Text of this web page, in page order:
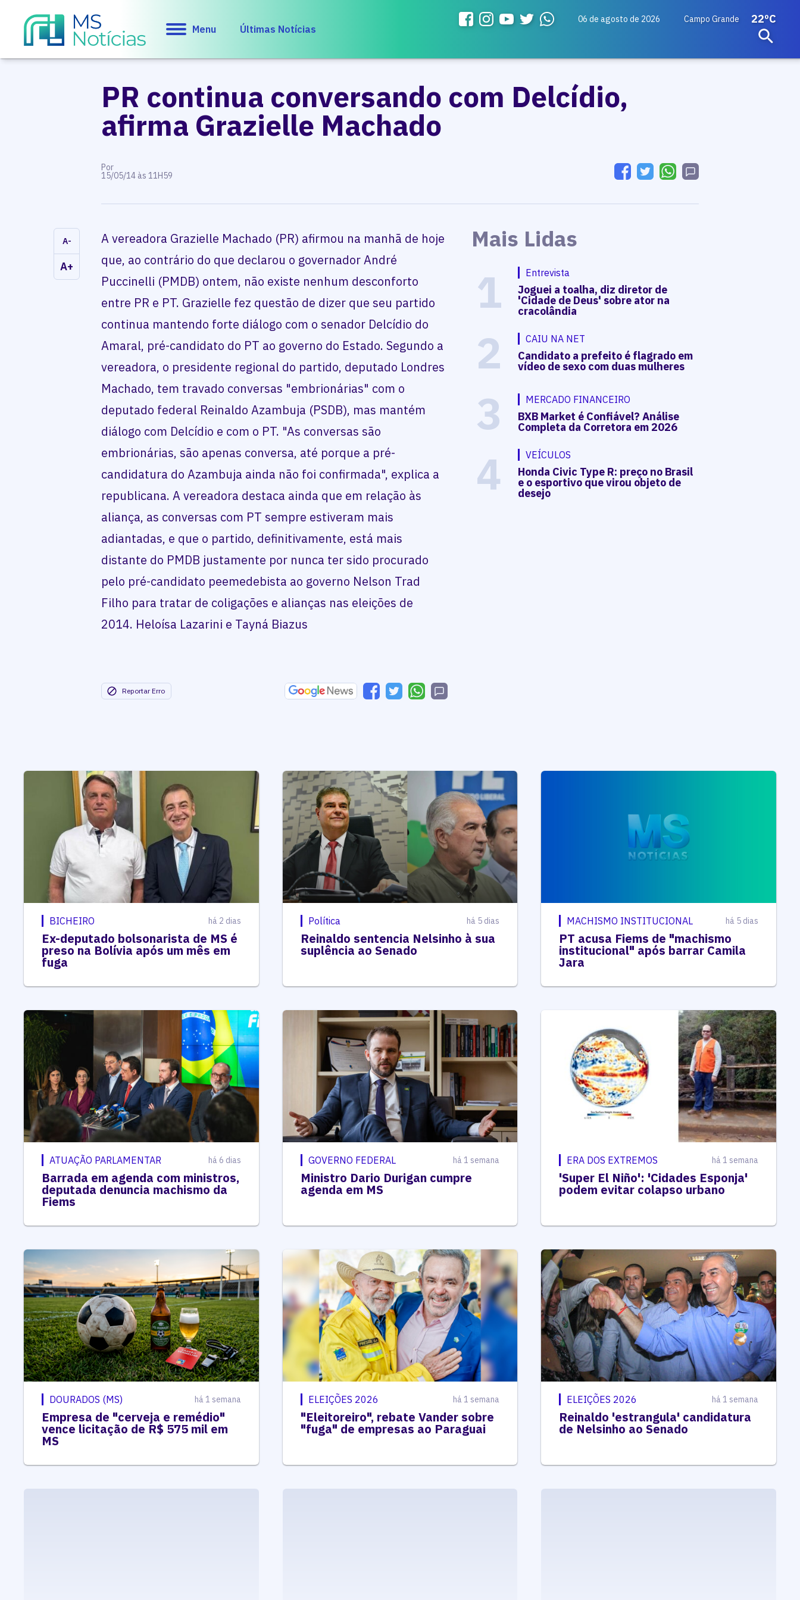
Menu Últimas Notícias
06 de agosto de 2026 Campo Grande 22ºC
PR continua conversando com Delcídio,
afirma Grazielle Machado
Por
15/05/14 às 11H59
A-
A+
A vereadora Grazielle Machado (PR) afirmou na manhã de hoje
que, ao contrário do que declarou o governador André
Puccinelli (PMDB) ontem, não existe nenhum desconforto
entre PR e PT. Grazielle fez questão de dizer que seu partido
continua mantendo forte diálogo com o senador Delcídio do
Amaral, pré-candidato do PT ao governo do Estado. Segundo a
vereadora, o presidente regional do partido, deputado Londres
Machado, tem travado conversas "embrionárias" com o
deputado federal Reinaldo Azambuja (PSDB), mas mantém
diálogo com Delcídio e com o PT. "As conversas são
embrionárias, são apenas conversa, até porque a pré-
candidatura do Azambuja ainda não foi confirmada", explica a
republicana. A vereadora destaca ainda que em relação às
aliança, as conversas com PT sempre estiveram mais
adiantadas, e que o partido, definitivamente, está mais
distante do PMDB justamente por nunca ter sido procurado
pelo pré-candidato peemedebista ao governo Nelson Trad
Filho para tratar de coligações e alianças nas eleições de
2014. Heloísa Lazarini e Tayná Biazus
Reportar Erro
Mais Lidas
1 Entrevista
Joguei a toalha, diz diretor de
'Cidade de Deus' sobre ator na
cracolândia
2 CAIU NA NET
Candidato a prefeito é flagrado em
vídeo de sexo com duas mulheres
3 MERCADO FINANCEIRO
BXB Market é Confiável? Análise
Completa da Corretora em 2026
4 VEÍCULOS
Honda Civic Type R: preço no Brasil
e o esportivo que virou objeto de
desejo
BICHEIRO há 2 dias
Ex-deputado bolsonarista de MS é
preso na Bolívia após um mês em
fuga
Política há 5 dias
Reinaldo sentencia Nelsinho à sua
suplência ao Senado
MACHISMO INSTITUCIONAL há 5 dias
PT acusa Fiems de "machismo
institucional" após barrar Camila
Jara
ATUAÇÃO PARLAMENTAR há 6 dias
Barrada em agenda com ministros,
deputada denuncia machismo da
Fiems
GOVERNO FEDERAL há 1 semana
Ministro Dario Durigan cumpre
agenda em MS
ERA DOS EXTREMOS há 1 semana
'Super El Niño': 'Cidades Esponja'
podem evitar colapso urbano
DOURADOS (MS) há 1 semana
Empresa de "cerveja e remédio"
vence licitação de R$ 575 mil em
MS
ELEIÇÕES 2026 há 1 semana
"Eleitoreiro", rebate Vander sobre
"fuga" de empresas ao Paraguai
ELEIÇÕES 2026 há 1 semana
Reinaldo 'estrangula' candidatura
de Nelsinho ao Senado